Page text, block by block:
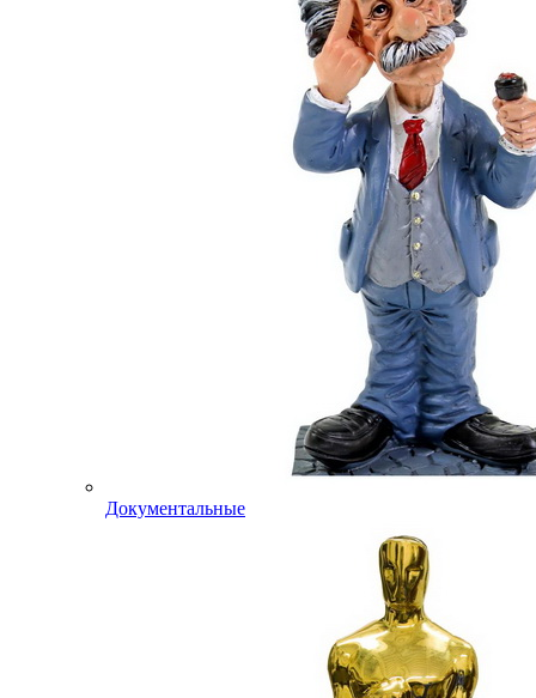
Документальные